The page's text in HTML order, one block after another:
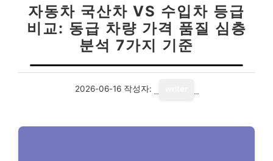
자동차 국산차 VS 수입차 등급
비교: 동급 차량 가격 품질 심층
분석 7가지 기준
2026-06-16 작성자: